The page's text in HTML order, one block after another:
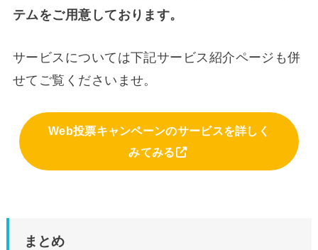
テムをご用意しております。
サービスについては下記サービス紹介ページも併
せてご覧くださいませ。
Web投票キャンペーンのサービスを詳しく
みてみる
まとめ